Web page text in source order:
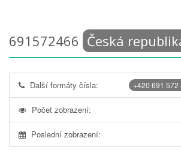
691572466 Česká
+420 691 572
Další formáty čísla:
Počet zobrazení:
Poslední zobrazení: